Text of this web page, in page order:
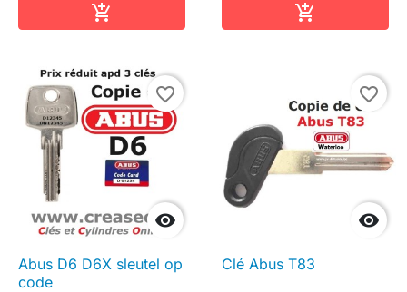
 

favorite_border
Abus D6 D6X sleutel op
code

favorite_border
Clé Abus T83